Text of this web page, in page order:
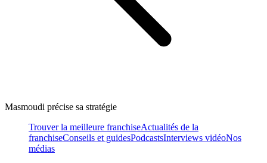
Masmoudi précise sa stratégie
Trouver la meilleure franchiseActualités de la
franchiseConseils et guidesPodcastsInterviews vidéoNos
médias